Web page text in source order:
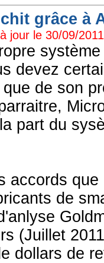
grâce à
jour le 30/09/
devez
de son
part du
accords
de
(Juillet
dollars de